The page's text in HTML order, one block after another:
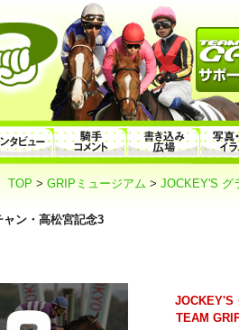
TOP > GRIPミュージアム > JOCKEY'S グ
ン・高松宮記念3
JOCKEY'S
TEAM